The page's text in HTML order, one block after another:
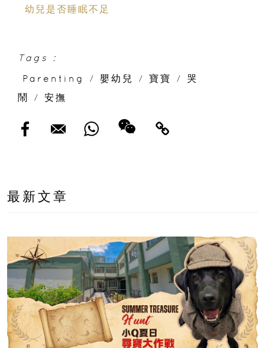
幼兒是否睡眠不足
Tags :
Parenting
/ 嬰幼兒 / 寶寶 /
哭
鬧
/ 安撫
最新文章